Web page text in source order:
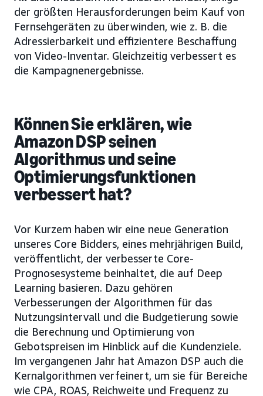
der größten Herausforderungen beim Kauf von
Fernsehgeräten zu überwinden, wie z. B. die
Adressierbarkeit und effizientere Beschaffung
von Video-Inventar. Gleichzeitig verbessert es
die Kampagnenergebnisse.
Können Sie erklären, wie
Amazon DSP seinen
Algorithmus und seine
Optimierungsfunktionen
verbessert hat?
Vor Kurzem haben wir eine neue Generation
unseres Core Bidders, eines mehrjährigen Build,
veröffentlicht, der verbesserte Core-
Prognosesysteme beinhaltet, die auf Deep
Learning basieren. Dazu gehören
Verbesserungen der Algorithmen für das
Nutzungsintervall und die Budgetierung sowie
die Berechnung und Optimierung von
Gebotspreisen im Hinblick auf die Kundenziele.
Im vergangenen Jahr hat Amazon DSP auch die
Kernalgorithmen verfeinert, um sie für Bereiche
wie CPA, ROAS, Reichweite und Frequenz zu